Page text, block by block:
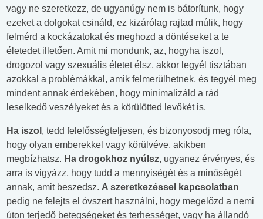
vagy ne szeretkezz, de ugyanúgy nem is bátorítunk, hogy
ezeket a dolgokat csináld, ez kizárólag rajtad múlik, hogy
felmérd a kockázatokat és meghozd a döntéseket a te
életedet illetően. Amit mi mondunk, az, hogyha iszol,
drogozol vagy szexuális életet élsz, akkor legyél tisztában
azokkal a problémákkal, amik felmerülhetnek, és tegyél meg
mindent annak érdekében, hogy minimalizáld a rád
leselkedő veszélyeket és a körülötted levőkét is.
Ha iszol , tedd felelősségteljesen, és bizonyosodj meg róla,
hogy olyan emberekkel vagy körülvéve, akikben
megbízhatsz. Ha drogokhoz nyúlsz, ugyanez érvényes, és
arra is vigyázz, hogy tudd a mennyiségét és a minőségét
annak, amit beszedsz. A szeretkezéssel kapcsolatban
pedig ne felejts el óvszert használni, hogy megelőzd a nemi
úton terjedő betegségeket és terhességet, vagy ha állandó